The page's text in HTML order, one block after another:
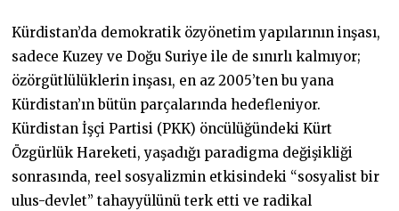
Kürdistan’da demokratik özyönetim yapılarının inşası,
sadece Kuzey ve Doğu Suriye ile de sınırlı kalmıyor;
özörgütlülüklerin inşası, en az 2005’ten bu yana
Kürdistan’ın bütün parçalarında hedefleniyor.
Kürdistan İşçi Partisi (PKK) öncülüğündeki Kürt
Özgürlük Hareketi, yaşadığı paradigma değişikliği
sonrasında, reel sosyalizmin etkisindeki “sosyalist bir
ulus-devlet” tahayyülünü terk etti ve radikal